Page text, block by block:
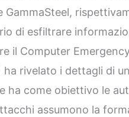
GammaSteel,
di esfiltrare
il Computer
ha rivelato i dettagli di
ha come obiettivo le
assumono la